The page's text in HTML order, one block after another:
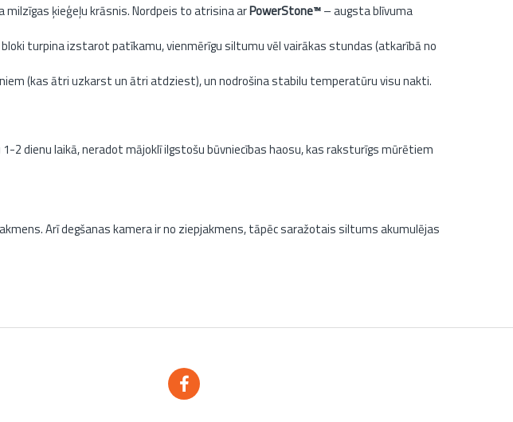
milzīgas ķieģeļu krāsnis. Nordpeis to atrisina arPowerStone™– augsta blīvuma
turpina izstarot patīkamu, vienmērīgu siltumu vēl vairākas stundas (atkarībā no
(kas ātri uzkarst un ātri atdziest), un nodrošina stabilu temperatūru visu nakti.
dienu laikā, neradot mājoklī ilgstošu būvniecības haosu, kas raksturīgs mūrētiem
Arī degšanas kamera ir no ziepjakmens, tāpēc saražotais siltums akumulējas